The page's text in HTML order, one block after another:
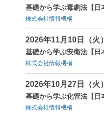
基礎から学ぶ毒劇法【
株式会社情報機構
2026年11月10日（火
基礎から学ぶ安衛法【
株式会社情報機構
2026年10月27日（火
基礎から学ぶ化管法【
株式会社情報機構